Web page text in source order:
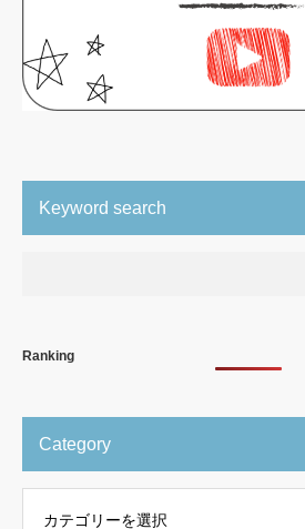
Keyword search
Ranking
Category